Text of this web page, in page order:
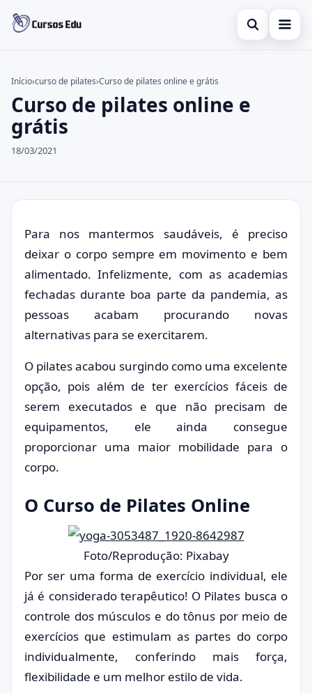
Abrir busca
Inglês
Idiomas
Buscar no site
Buscar por:
Pressione Enter para buscar ou ESC para fechar.
Início›curso de pilates›Curso de pilates online e grátis
Curso de pilates online e
grátis
18/03/2021
Para nos mantermos saudáveis, é preciso
deixar o corpo sempre em movimento e bem
alimentado. Infelizmente, com as academias
fechadas durante boa parte da pandemia, as
pessoas acabam procurando novas
alternativas para se exercitarem.
O pilates acabou surgindo como uma excelente
opção, pois além de ter exercícios fáceis de
serem executados e que não precisam de
equipamentos, ele ainda consegue
proporcionar uma maior mobilidade para o
corpo.
O Curso de Pilates Online
Foto/Reprodução: Pixabay
Por ser uma forma de exercício individual, ele
já é considerado terapêutico! O Pilates busca o
controle dos músculos e do tônus por meio de
exercícios que estimulam as partes do corpo
individualmente, conferindo mais força,
flexibilidade e um melhor estilo de vida.